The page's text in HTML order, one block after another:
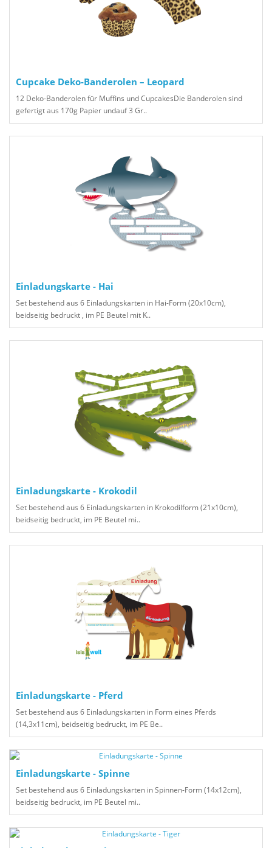
Cupcake Deko-Banderolen – Leopard
12 Deko-Banderolen für Muffins und CupcakesDie Banderolen sind
gefertigt aus 170g Papier undauf 3 Gr..
Einladungskarte - Hai
Set bestehend aus 6 Einladungskarten in Hai-Form (20x10cm),
beidseitig bedruckt , im PE Beutel mit K..
Einladungskarte - Krokodil
Set bestehend aus 6 Einladungskarten in Krokodilform (21x10cm),
beidseitig bedruckt, im PE Beutel mi..
Einladungskarte - Pferd
Set bestehend aus 6 Einladungskarten in Form eines Pferds
(14,3x11cm), beidseitig bedruckt, im PE Be..
Einladungskarte - Spinne
Set bestehend aus 6 Einladungskarten in Spinnen-Form (14x12cm),
beidseitig bedruckt, im PE Beutel mi..